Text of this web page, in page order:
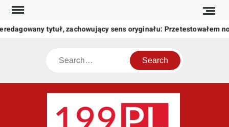
Skip
content
tytuł, zachowujący sens oryginału: Przetestowałem
Search